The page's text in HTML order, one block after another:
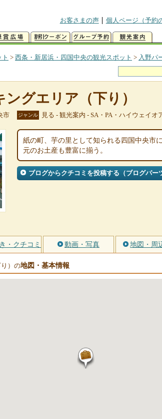
お客さまの声
個人ページ（予約
> 西条・新居浜・四国中央の観光スポット > 入野パ
ングエリア（下り）
市 ジャンル 見る - 観光案内 - SA・PA・ハイウェイオ
紙の町、芋の里として知られる四国中央市
元のお土産も豊富に揃う。
ブログからクチコミを投稿する（ブログパー
・クチコミ 動画・写真 地図・周
）の地図・基本情報